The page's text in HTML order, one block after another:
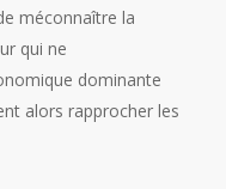
méconnaître la
qui ne
dominante
alors rapprocher les